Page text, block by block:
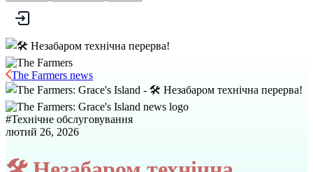
The Farmers news
#Технічне обслуговування
лютий 26, 2026